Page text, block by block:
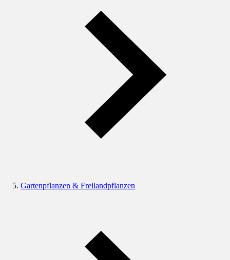
Gartenpflanzen & Freilandpflanzen